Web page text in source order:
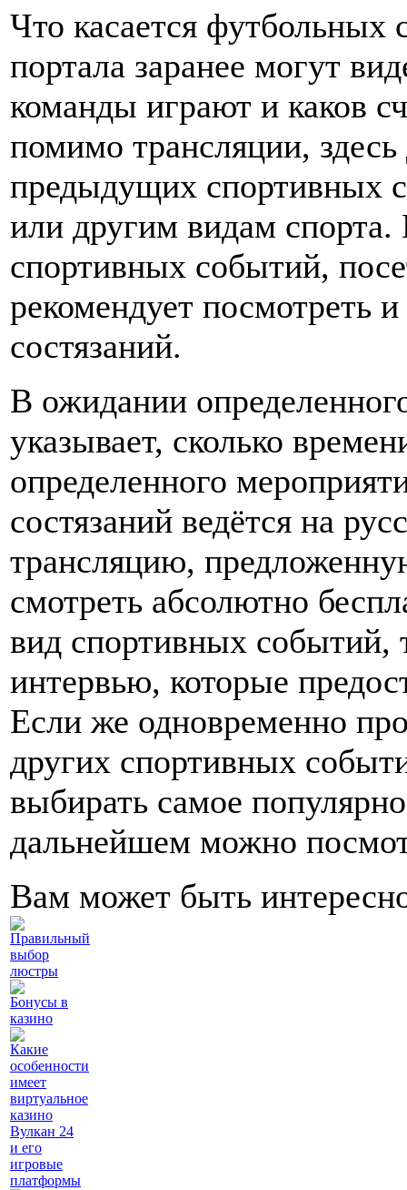
Что касается футбольных
портала заранее могут
команды играют и каков
помимо трансляции, здесь
предыдущих спортивных
или другим видам
спортивных событий,
рекомендует посмотреть
состязаний.
В ожидании
указывает, сколько
определенного
состязаний ведётся на
трансляцию,
смотреть абсолютно
вид спортивных событий,
интервью, которые
Если же одновременно
других спортивных
выбирать самое
дальнейшем можно
Вам может быть
Правильный
выбор
люстры
Бонусы в
казино
Какие
особенности
имеет
виртуальное
казино
Вулкан 24
и его
игровые
платформы